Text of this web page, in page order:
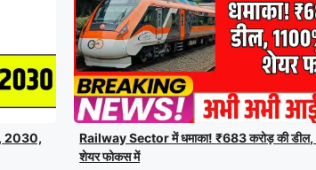
2030,
Railway Sector में धमाका! ₹683 करोड़ की डील,
शेयर फोकस में